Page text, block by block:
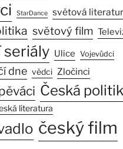
StarDance světová
světový film
Ulice Vojevůdci
dne vědci Zločinci
Česká
literatura
český film